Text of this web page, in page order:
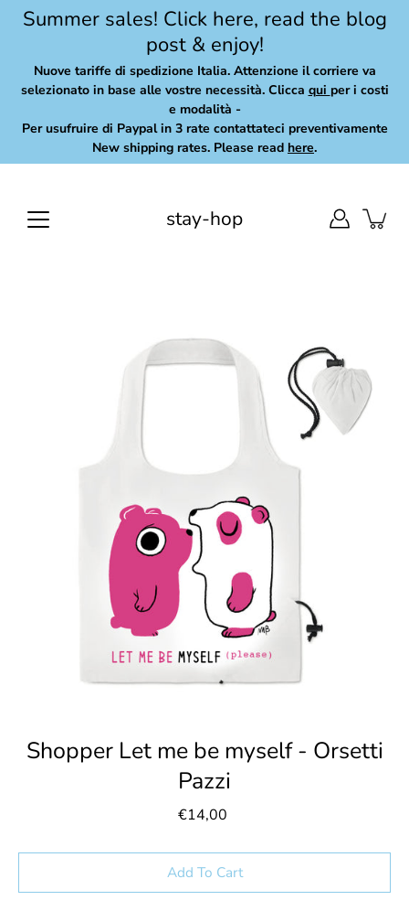
SkipSummer sales! Click here, read the blog
post & enjoy!
Nuove tariffe di spedizione Italia. Attenzione il corriere va
selezionato in base alle vostre necessità. Clicca qui per i costi
e modalità -
Per usufruire di Paypal in 3 rate contattateci preventivamente
New shipping rates. Please read here.
stay-hop
Shopper Let me be myself - Orsetti
Pazzi
€14,00
Add To Cart